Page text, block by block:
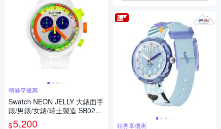
領券享優惠
Swatch NEON JELLY 大錶面手
錶/男錶/女錶/瑞士製造 SB02K1
00 (47mm)
$5,200 領券享優惠